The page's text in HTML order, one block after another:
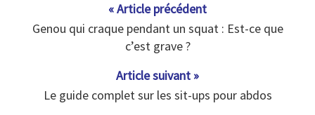
« Article précédent
Genou qui craque pendant un squat : Est-ce que
c’est grave ?
Article suivant »
Le guide complet sur les sit-ups pour abdos